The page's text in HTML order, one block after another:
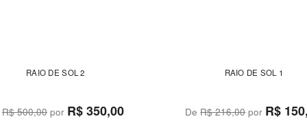
RAIO DE SOL 2
R$ 500,00por R$ 350,00
RAIO DE SOL 1
DeR$ 216,00por R$